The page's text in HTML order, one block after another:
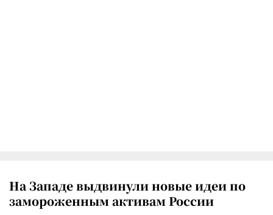
На Западе выдвинули новые идеи по
замороженным активам России